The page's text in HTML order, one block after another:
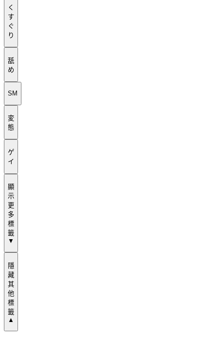
く
す
ぐ
り
舐
め
SM
変
態
ゲ
イ
顯
示
更
多
標
籤
▼
隱
藏
其
他
標
籤
▲